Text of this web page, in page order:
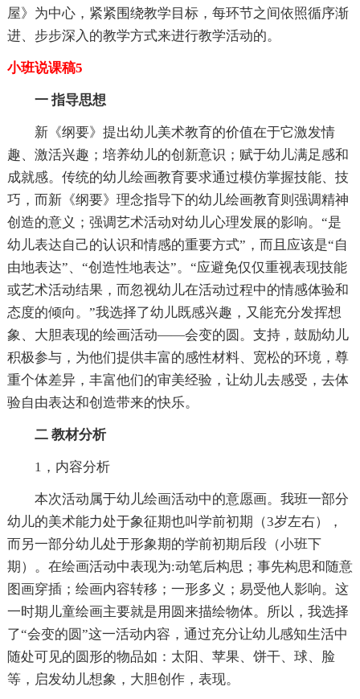
屋》为中心，紧紧围绕教学目标，每环节之间依照循序渐
进、步步深入的教学方式来进行教学活动的。
小班说课稿5
一 指导思想
新《纲要》提出幼儿美术教育的价值在于它激发情
趣、激活兴趣；培养幼儿的创新意识；赋于幼儿满足感和
成就感。传统的幼儿绘画教育要求通过模仿掌握技能、技
巧，而新《纲要》理念指导下的幼儿绘画教育则强调精神
创造的意义；强调艺术活动对幼儿心理发展的影响。“是
幼儿表达自己的认识和情感的重要方式”，而且应该是“自
由地表达”、“创造性地表达”。“应避免仅仅重视表现技能
或艺术活动结果，而忽视幼儿在活动过程中的情感体验和
态度的倾向。”我选择了幼儿既感兴趣，又能充分发挥想
象、大胆表现的绘画活动——会变的圆。支持，鼓励幼儿
积极参与，为他们提供丰富的感性材料、宽松的环境，尊
重个体差异，丰富他们的审美经验，让幼儿去感受，去体
验自由表达和创造带来的快乐。
二 教材分析
1，内容分析
本次活动属于幼儿绘画活动中的意愿画。我班一部分
幼儿的美术能力处于象征期也叫学前初期（3岁左右），
而另一部分幼儿处于形象期的学前初期后段（小班下
期）。在绘画活动中表现为:动笔后构思；事先构思和随意
图画穿插；绘画内容转移；一形多义；易受他人影响。这
一时期儿童绘画主要就是用圆来描绘物体。所以，我选择
了“会变的圆”这一活动内容，通过充分让幼儿感知生活中
随处可见的圆形的物品如：太阳、苹果、饼干、球、脸
等，启发幼儿想象，大胆创作，表现。